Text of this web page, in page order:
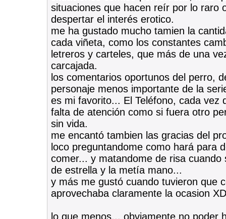
situaciones que hacen reír por lo raro
despertar el interés erotico.
me ha gustado mucho tamien la
cada viñeta, como los constantes
letreros y carteles, que más de una
carcajada.
los comentarios oportunos del perro,
personaje menos importante de la
es mi favorito... El Teléfono, cada vez
falta de atención como si fuera otro
sin vida.
me encantó tambien las gracias del
loco preguntandome como hará para
comer... y matandome de risa
de estrella y la metía mano...
y más me gustó cuando tuvieron que
aprovechaba claramente la ocasion XD
lo que menos... obviamente no poder